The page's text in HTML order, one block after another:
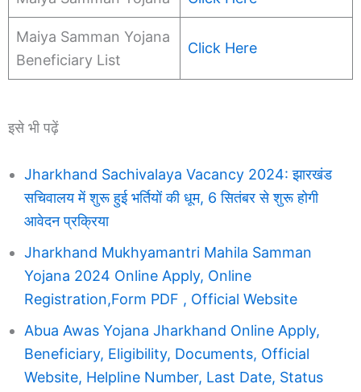
Maiya Samman Yojana
Beneficiary List
Click Here
इसे भी पढ़ें
Jharkhand Sachivalaya Vacancy 2024: झारखंड
सचिवालय में शुरू हुई भर्तियों की धूम, 6 सितंबर से शुरू होगी
आवेदन प्रक्रिया
Jharkhand Mukhyamantri Mahila Samman
Yojana 2024 Online Apply, Online
Registration,Form PDF , Official Website
Abua Awas Yojana Jharkhand Online Apply,
Beneficiary, Eligibility, Documents, Official
Website, Helpline Number, Last Date, Status